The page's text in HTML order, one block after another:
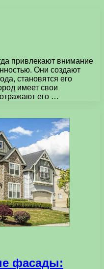
привлекают внимание
Они создают
становятся его
имеет свои
его …
фасады: